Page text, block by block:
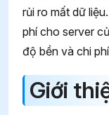
rủi ro mất dữ
phí cho server
độ bền và chi
Giới